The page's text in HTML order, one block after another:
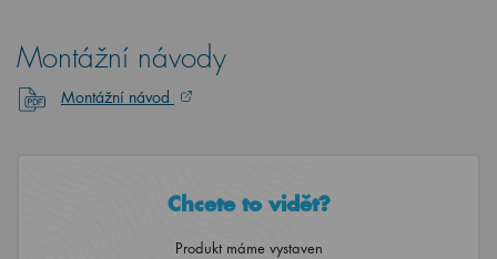
Montážní návody
Montážní návod
Chcete to vidět?
Produkt máme vystaven